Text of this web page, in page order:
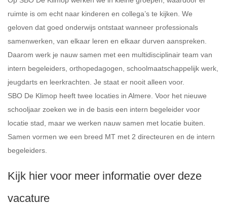
ruimte is om echt naar kinderen en collega’s te kijken. We
geloven dat goed onderwijs ontstaat wanneer professionals
samenwerken, van elkaar leren en elkaar durven aanspreken.
Daarom werk je nauw samen met een multidisciplinair team van
intern begeleiders, orthopedagogen, schoolmaatschappelijk werk,
jeugdarts en leerkrachten. Je staat er nooit alleen voor.
SBO De Klimop heeft twee locaties in Almere. Voor het nieuwe
schooljaar zoeken we in de basis een intern begeleider voor
locatie stad, maar we werken nauw samen met locatie buiten.
Samen vormen we een breed MT met 2 directeuren en de intern
begeleiders.
Kijk hier voor meer informatie over deze
vacature